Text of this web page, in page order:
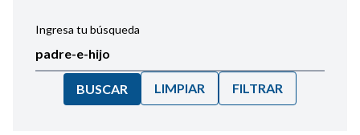
Ingresa tu búsqueda
BUSCAR LIMPIAR FILTRAR